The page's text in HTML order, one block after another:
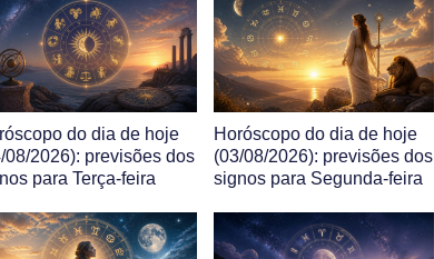
do dia de hoje
08/2026): previsões dos
para Terça-feira
Horóscopo do dia de hoje
(03/08/2026): previsões dos
signos para Segunda-feira